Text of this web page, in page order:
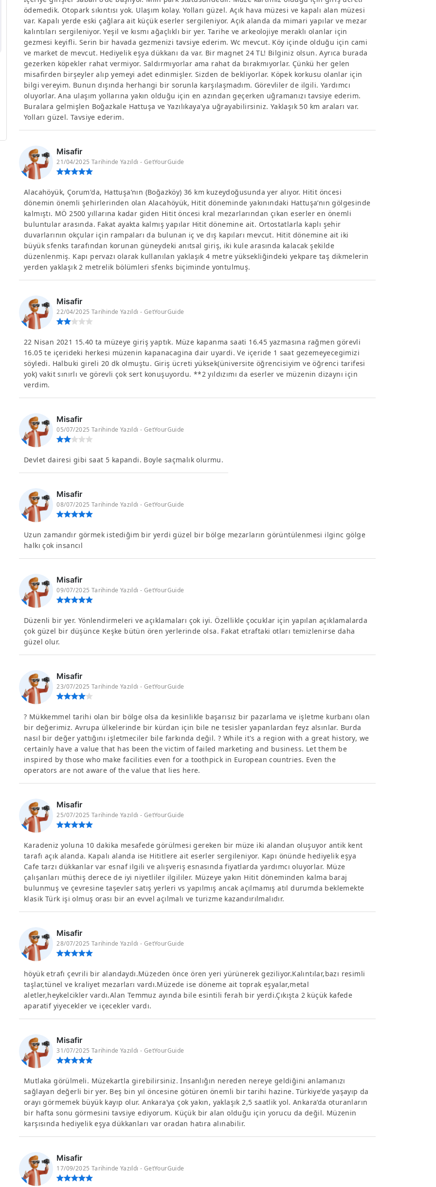
ödemedik. Otopark sıkıntısı yok. Ulaşım kolay. Yolları güzel. Açık hava müzesi ve kapalı alan müzesi
var. Kapalı yerde eski çağlara ait küçük eserler sergileniyor. Açık alanda da mimari yapılar ve mezar
kalıntıları sergileniyor. Yeşil ve kısmı ağaçlıklı bir yer. Tarihe ve arkeolojiye meraklı olanlar için
gezmesi keyifli. Serin bir havada gezmenizi tavsiye ederim. Wc mevcut. Köy içinde olduğu için cami
ve market de mevcut. Hediyelik eşya dükkanı da var. Bir magnet 24 TL! Bilginiz olsun. Ayrıca burada
gezerken köpekler rahat vermiyor. Saldırmıyorlar ama rahat da bırakmıyorlar. Çünkü her gelen
misafirden birşeyler alıp yemeyi adet edinmişler. Sizden de bekliyorlar. Köpek korkusu olanlar için
bilgi vereyim. Bunun dışında herhangi bir sorunla karşılaşmadım. Görevliler de ilgili. Yardımcı
oluyorlar. Ana ulaşım yollarına yakın olduğu için en azından geçerken uğramanızı tavsiye ederim.
Buralara gelmişlen Boğazkale Hattuşa ve Yazılıkaya'ya uğrayabilirsiniz. Yaklaşık 50 km araları var.
Yolları güzel. Tavsiye ederim.
Misafir
21/04/2025 Tarihinde Yazıldı - GetYourGuide
Alacahöyük, Çorum'da, Hattuşa’nın (Boğazköy) 36 km kuzeydoğusunda yer alıyor. Hitit öncesi
dönemin önemli şehirlerinden olan Alacahöyük, Hitit döneminde yakınındaki Hattuşa’nın gölgesinde
kalmıştı. MÖ 2500 yıllarına kadar giden Hitit öncesi kral mezarlarından çıkan eserler en önemli
buluntular arasında. Fakat ayakta kalmış yapılar Hitit dönemine ait. Ortostatlarla kaplı şehir
duvarlarının okçular için rampaları da bulunan iç ve dış kapıları mevcut. Hitit dönemine ait iki
büyük sfenks tarafından korunan güneydeki anıtsal giriş, iki kule arasında kalacak şekilde
düzenlenmiş. Kapı pervazı olarak kullanılan yaklaşık 4 metre yüksekliğindeki yekpare taş dikmelerin
yerden yaklaşık 2 metrelik bölümleri sfenks biçiminde yontulmuş.
Misafir
22/04/2025 Tarihinde Yazıldı - GetYourGuide
22 Nisan 2021 15.40 ta müzeye giriş yaptık. Müze kapanma saati 16.45 yazmasına rağmen görevli
16.05 te içerideki herkesi müzenin kapanacagina dair uyardi. Ve içeride 1 saat gezemeyecegimizi
söyledi. Halbuki gireli 20 dk olmuştu. Giriş ücreti yüksek(üniversite öğrencisiyim ve öğrenci tarifesi
yok) vakit sınırlı ve görevli çok sert konuşuyordu. **2 yıldızımı da eserler ve müzenin dizaynı için
verdim.
Misafir
05/07/2025 Tarihinde Yazıldı - GetYourGuide
Devlet dairesi gibi saat 5 kapandi. Boyle saçmalık olurmu.
Misafir
08/07/2025 Tarihinde Yazıldı - GetYourGuide
Uzun zamandır görmek istediğim bir yerdi güzel bir bölge mezarların görüntülenmesi ilginc gölge
halkı çok insancıl
Misafir
09/07/2025 Tarihinde Yazıldı - GetYourGuide
Düzenli bir yer. Yönlendirmeleri ve açıklamaları çok iyi. Özellikle çocuklar için yapılan açıklamalarda
çok güzel bir düşünce Keşke bütün ören yerlerinde olsa. Fakat etraftaki otları temizlenirse daha
güzel olur.
Misafir
23/07/2025 Tarihinde Yazıldı - GetYourGuide
? Mükkemmel tarihi olan bir bölge olsa da kesinlikle başarısız bir pazarlama ve işletme kurbanı olan
bir değerimiz. Avrupa ülkelerinde bir kürdan için bile ne tesisler yapanlardan feyz alsınlar. Burda
nasıl bir değer yattığını işletmeciler bile farkında değil. ? While it's a region with a great history, we
certainly have a value that has been the victim of failed marketing and business. Let them be
inspired by those who make facilities even for a toothpick in European countries. Even the
operators are not aware of the value that lies here.
Misafir
25/07/2025 Tarihinde Yazıldı - GetYourGuide
Karadeniz yoluna 10 dakika mesafede görülmesi gereken bir müze iki alandan oluşuyor antik kent
tarafı açık alanda. Kapalı alanda ise Hititlere ait eserler sergileniyor. Kapı önünde hediyelik eşya
Cafe tarzı dükkanlar var esnaf ilgili ve alışveriş esnasında fiyatlarda yardımcı oluyorlar. Müze
çalışanları müthiş derece de iyi niyetliler ilgililer. Müzeye yakın Hitit döneminden kalma baraj
bulunmuş ve çevresine taşevler satış yerleri vs yapılmış ancak açılmamış atıl durumda beklemekte
klasik Türk işi olmuş orası bir an evvel açılmalı ve turizme kazandırılmalıdır.
Misafir
28/07/2025 Tarihinde Yazıldı - GetYourGuide
höyük etrafı çevrili bir alandaydı.Müzeden önce ören yeri yürünerek geziliyor.Kalıntılar,bazı resimli
taşlar,tünel ve kraliyet mezarları vardı.Müzede ise döneme ait toprak eşyalar,metal
aletler,heykelcikler vardı.Alan Temmuz ayında bile esintili ferah bir yerdi.Çıkışta 2 küçük kafede
aparatif yiyecekler ve içecekler vardı.
Misafir
31/07/2025 Tarihinde Yazıldı - GetYourGuide
Mutlaka görülmeli. Müzekartla girebilirsiniz. İnsanlığın nereden nereye geldiğini anlamanızı
sağlayan değerli bir yer. Beş bin yıl öncesine götüren önemli bir tarihi hazine. Türkiye’de yaşayıp da
orayı görmemek büyük kayıp olur. Ankara’ya çok yakın, yaklaşık 2,5 saatlik yol. Ankara’da oturanların
bir hafta sonu görmesini tavsiye ediyorum. Küçük bir alan olduğu için yorucu da değil. Müzenin
karşısında hediyelik eşya dükkanları var oradan hatıra alınabilir.
Misafir
17/09/2025 Tarihinde Yazıldı - GetYourGuide